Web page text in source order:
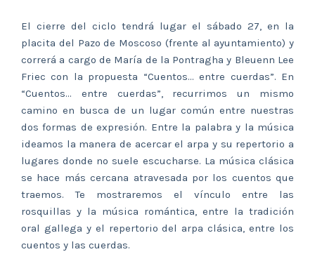
El cierre del ciclo tendrá lugar el sábado 27, en la
placita del Pazo de Moscoso (frente al ayuntamiento) y
correrá a cargo de María de la Pontragha y Bleuenn Lee
Friec con la propuesta “Cuentos… entre cuerdas”. En
“Cuentos… entre cuerdas”, recurrimos un mismo
camino en busca de un lugar común entre nuestras
dos formas de expresión. Entre la palabra y la música
ideamos la manera de acercar el arpa y su repertorio a
lugares donde no suele escucharse. La música clásica
se hace más cercana atravesada por los cuentos que
traemos. Te mostraremos el vínculo entre las
rosquillas y la música romántica, entre la tradición
oral gallega y el repertorio del arpa clásica, entre los
cuentos y las cuerdas.